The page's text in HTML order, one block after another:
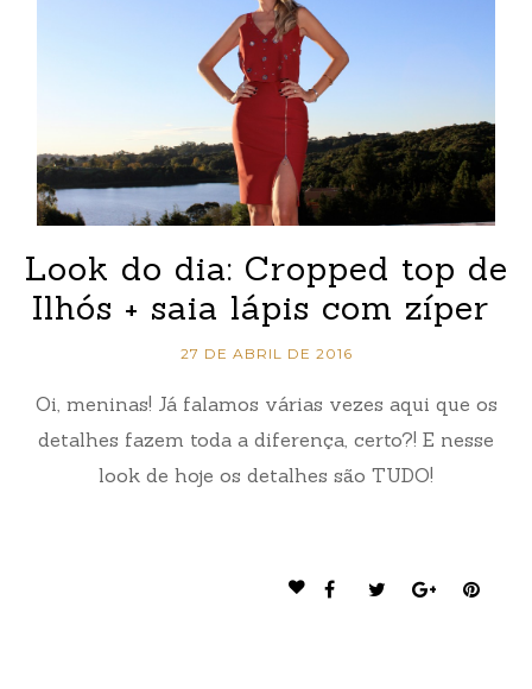
Look do dia: Cropped top de
Ilhós + saia lápis com zíper
27 DE ABRIL DE 2016
Oi, meninas! Já falamos várias vezes aqui que os
detalhes fazem toda a diferença, certo?! E nesse
look de hoje os detalhes são TUDO!